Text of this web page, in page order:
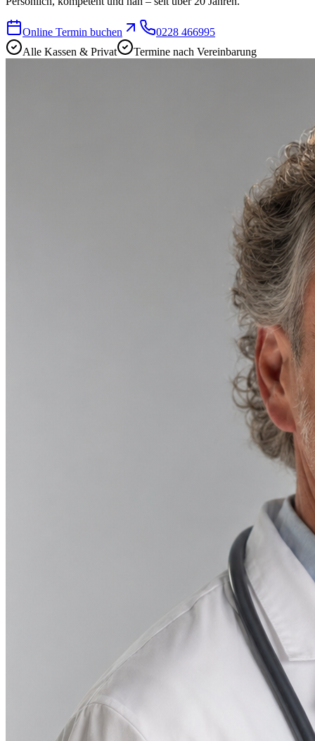
Online Termin buchen
0228 466995
Alle Kassen & Privat
Termine nach Vereinbarung